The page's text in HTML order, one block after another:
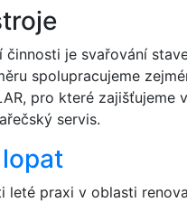
činnosti je svařování
spolupracujeme
pro které zajišťujeme
servis.
leté praxi v oblasti